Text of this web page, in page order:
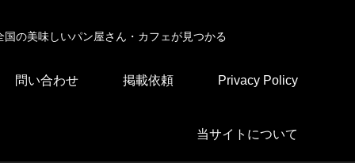
の美味しいパン屋さん・カフェが見つかる
問い合わせ 掲載依頼 Privacy Policy
当サイトについて